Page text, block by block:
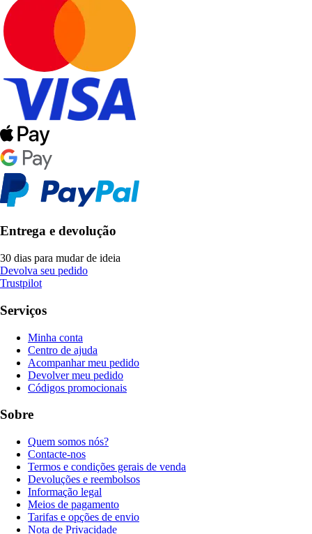
Entrega e devolução
30 dias para mudar de ideia
Devolva seu pedido
Trustpilot
Serviços
Minha conta
Centro de ajuda
Acompanhar meu pedido
Devolver meu pedido
Códigos promocionais
Sobre
Quem somos nós?
Contacte-nos
Termos e condições gerais de venda
Devoluções e reembolsos
Informação legal
Meios de pagamento
Tarifas e opções de envio
Nota de Privacidade